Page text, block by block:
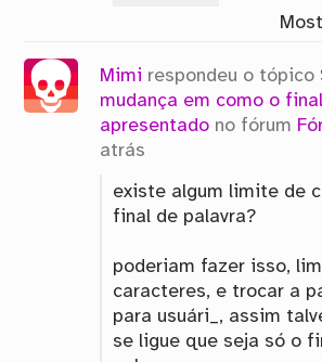
Mimi respondeu o tópico
mudança em como o
apresentado no fórum
atrás
existe algum limite de
final de palavra?
poderiam fazer isso,
caracteres, e trocar a
para usuári_, assim
se ligue que seja só o